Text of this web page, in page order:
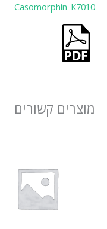
Casomorphin_K7010
מוצרים קשורים